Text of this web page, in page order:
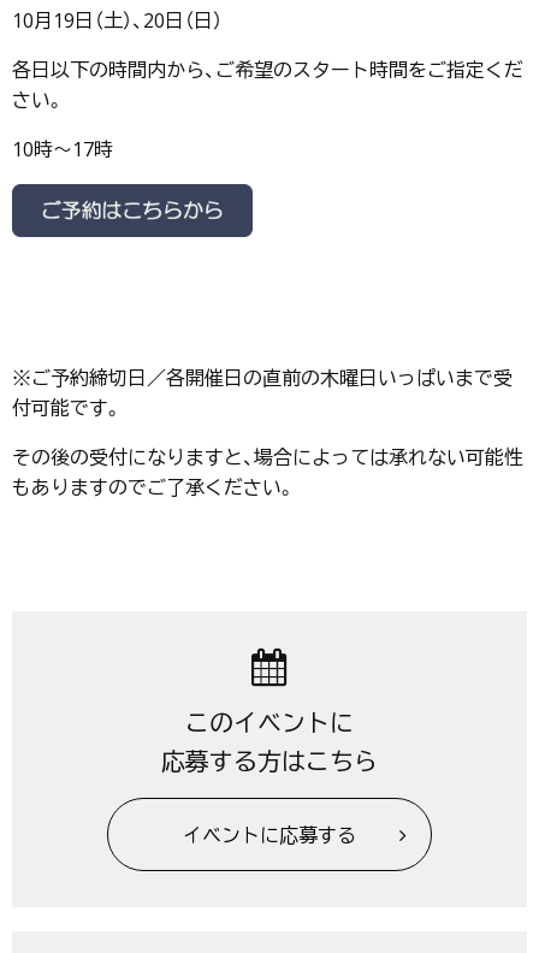
10月19日（土）、20日（日）
各日以下の時間内から、ご希望のスタート時間をご指定くだ
さい。
10時～17時
※ご予約締切日／各開催日の直前の木曜日いっぱいまで受
付可能です。
その後の受付になりますと、場合によっては承れない可能性
もありますのでご了承ください。
このイベントに
応募する方はこちら
イベントに応募する